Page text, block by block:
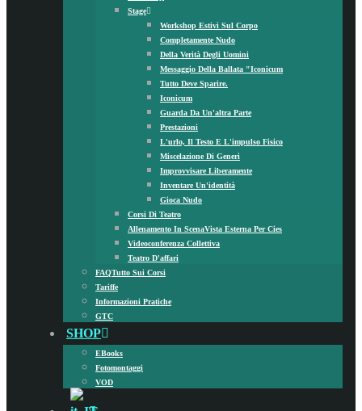
Stage
Workshop Estivi Sul Corpo
Completamente Nudo
Della Verità Degli Uomini
Messaggio Della Ballata "Iconicum
Tutto Deve Sparire.
Iconicum
Guarda Da Un'altra Parte
Prestazioni
L'urlo, Il Testo E L'impulso Fisico
Miscelazione Di Generi
Improvvisare Liberamente
Inventare Un'identità
Gioca Nudo
Corsi Di Teatro
Allenamento In ScenaVista Esterna Per Cies
Videoconferenza Collettiva
Teatro D'affari
FAQTutto Sui Corsi
Tariffe
Informazioni Pratiche
GTC
SHOP
EBooks
Fotomontaggi
VOD